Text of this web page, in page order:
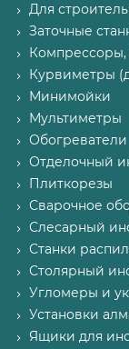
Для
Заточные
Курвиметры
Минимойки
Мультиметры
Обогреватели
Отделочный
Плиткорезы
Сварочное
Слесарный
Станки
Столярный
Угломеры и
Установки
Ящики для